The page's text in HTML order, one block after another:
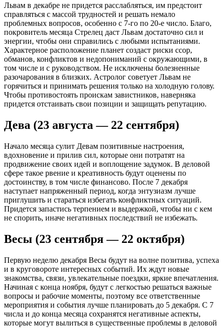
Львам в декабре не придется расслабляться, им предстоит
справляться с массой трудностей и решать немало
проблемных вопросов, особенно с 7-го по 20-е число. Благо,
покровитель месяца Стрелец даст Львам достаточно сил и
энергии, чтобы они справились с любыми испытаниями.
Характерное расположение планет создаст риски ссор,
обманов, конфликтов и недопониманий с окружающими, в
том числе и с руководством. Не исключены болезненные
разочарования в близких. Астролог советует Львам не
горячиться и принимать решения только на холодную голову.
Чтобы противостоять проискам завистников, наверняка
придется отстаивать свои позиции и защищать репутацию.
Дева (23 августа — 22 сентября)
Начало месяца сулит Девам позитивные настроения,
вдохновение и прилив сил, которые они потратят на
продвижение своих идей и воплощение задумок. В деловой
сфере такое рвение и креативность будут оценены по
достоинству, в том числе финансово. После 7 декабря
наступает напряженный период, когда энтузиазм лучше
приглушить и стараться избегать конфликтных ситуаций.
Придется запастись терпением и выдержкой, чтобы ни с кем
не спорить, иначе негативных последствий не избежать.
Весы (23 сентября — 22 октября)
Первую неделю декабря Весы будут на волне позитива, успеха
и в круговороте интересных событий. Их ждут новые
знакомства, связи, увлекательные поездки, яркие впечатления.
Начиная с конца ноября, будут с легкостью решаться важные
вопросы и рабочие моменты, поэтому все ответственные
мероприятия и события лучше планировать до 5 декабря. С 7
числа и до конца месяца сохранятся негативные аспекты,
которые могут вылиться в существенные проблемы в деловой